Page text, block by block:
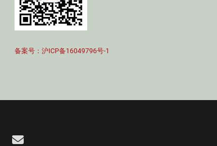
备案号：沪ICP备16049796号-1
Email